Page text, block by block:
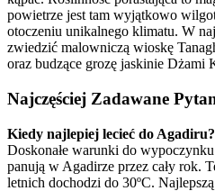
powietrze jest tam wyjątkowo
otoczeniu unikalnego klimatu. W
zwiedzić malowniczą wioskę
oraz budzące grozę jaskinie Dżami
Najczęściej Zadawane
Kiedy najlepiej lecieć do Agadiru?
Doskonałe warunki do
panują w Agadirze przez cały rok.
letnich dochodzi do 30ºC.